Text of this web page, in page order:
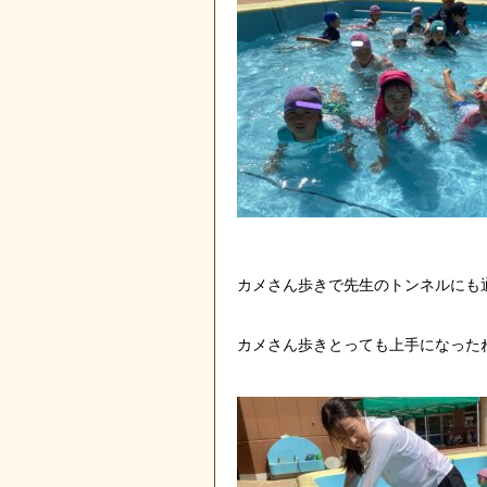
カメさん歩きで先生のトンネルにも
カメさん歩きとっても上手になった